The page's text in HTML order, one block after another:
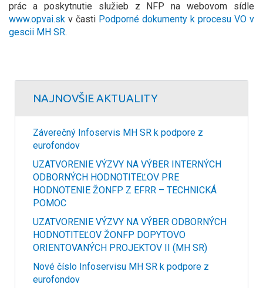
prác a poskytnutie služieb z NFP na webovom sídle
www.opvai.sk v časti Podporné dokumenty k procesu VO v
gescii MH SR.
NAJNOVŠIE AKTUALITY
Záverečný Infoservis MH SR k podpore z
eurofondov
UZATVORENIE VÝZVY NA VÝBER INTERNÝCH
ODBORNÝCH HODNOTITEĽOV PRE
HODNOTENIE ŽONFP Z EFRR – TECHNICKÁ
POMOC
UZATVORENIE VÝZVY NA VÝBER ODBORNÝCH
HODNOTITEĽOV ŽONFP DOPYTOVO
ORIENTOVANÝCH PROJEKTOV II (MH SR)
Nové číslo Infoservisu MH SR k podpore z
eurofondov